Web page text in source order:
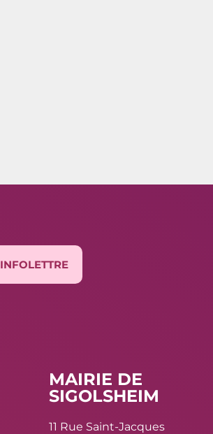
INFOLETTRE
MAIRIE DE
SIGOLSHEIM
11 Rue Saint-Jacques